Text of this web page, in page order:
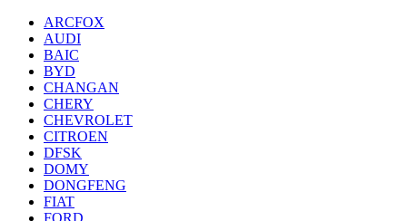
ARCFOX
AUDI
BAIC
BYD
CHANGAN
CHERY
CHEVROLET
CITROEN
DFSK
DOMY
DONGFENG
FIAT
FORD